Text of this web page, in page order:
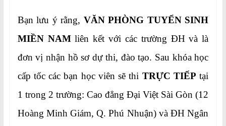
Bạn lưu ý rằng, VĂN PHÒNG TUYỂN SINH
MIỀN NAMliên kết với các trường ĐH và là
đơn vị nhận hồ sơ dự thi, đào tạo. Sau khóa học
cấp tốc các bạn học viên sẽ thi TRỰC TIẾP tại
1 trong 2 trường: Cao đẳng Đại Việt Sài Gòn (12
Hoàng Minh Giám, Q. Phú Nhuận) và ĐH Ngân